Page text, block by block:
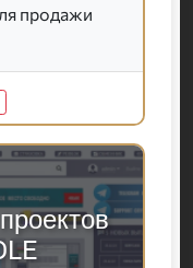
продажи